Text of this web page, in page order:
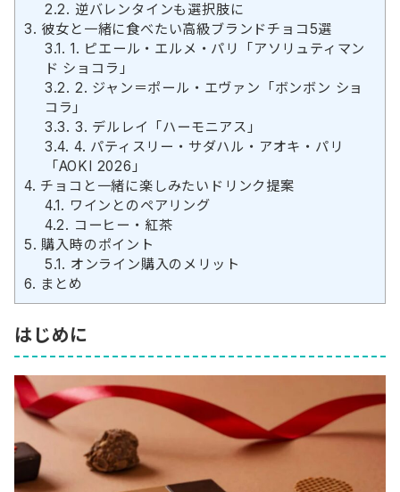
2.2. 逆バレンタインも選択肢に
3. 彼女と一緒に食べたい高級ブランドチョコ5選
3.1. 1. ピエール・エルメ・パリ「アソリュティマン
ド ショコラ」
3.2. 2. ジャン＝ポール・エヴァン「ボンボン ショ
コラ」
3.3. 3. デルレイ「ハーモニアス」
3.4. 4. パティスリー・サダハル・アオキ・パリ
「AOKI 2026」
4. チョコと一緒に楽しみたいドリンク提案
4.1. ワインとのペアリング
4.2. コーヒー・紅茶
5. 購入時のポイント
5.1. オンライン購入のメリット
6. まとめ
はじめに